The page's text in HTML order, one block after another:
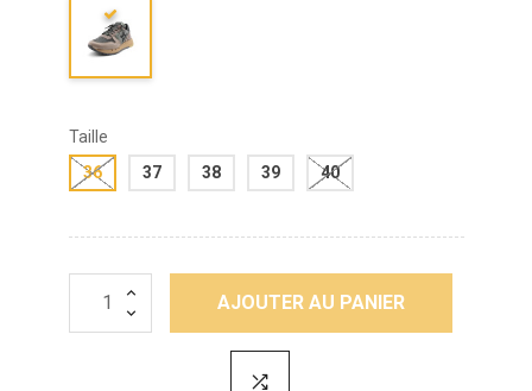
Taille
36
37 38 39 40
AJOUTER AU PANIER